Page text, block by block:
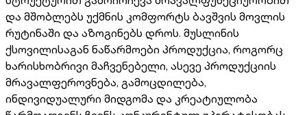
და მშობლებს უქმნის კომფორტს ბავშვის მოვლის
რუტინაში და აზოგინებს დროს. მუსლინის
ქსოვილისაგან ნაწარმოები პროდუქცია, როგორც
ხარისხობრივი მაჩვენებელი, ასევე პროდუქციის
მრავალფეროვნება, გამოცდილება,
ინდივიდუალური მიდგომა და კრეატიულობა